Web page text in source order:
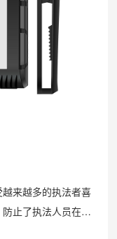
来越多的执法者喜
止了执法人员在执